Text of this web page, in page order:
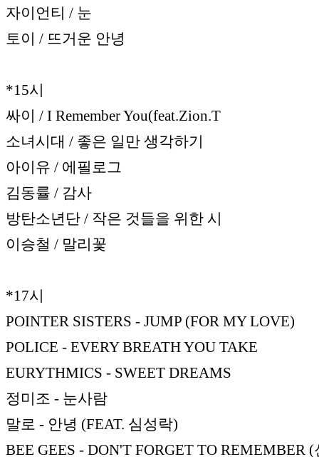
자이언티 / 눈
토이 / 뜨거운 안녕
*15시
싸이 / I Remember You(feat.Zion.T
소녀시대 / 좋은 일만 생각하기
아이유 / 에필로그
김동률 / 감사
방탄소년단 / 작은 것들을 위한 시
이승철 / 말리꽃
*17시
POINTER SISTERS - JUMP (FOR MY LOVE)
POLICE - EVERY BREATH YOU TAKE
EURYTHMICS - SWEET DREAMS
정미조 - 눈사람
말로 - 안녕 (FEAT. 심성락)
BEE GEES - DON'T FORGET TO REMEMBER